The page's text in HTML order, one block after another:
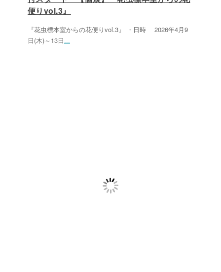
便りvol.3』
『花虫標本室からの花便りvol.3』 ・日時 2026年4月9
日(木)～13日...